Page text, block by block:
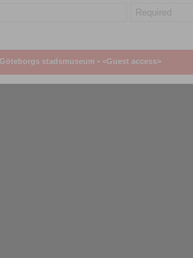
stadsmuseum • <Guest access>